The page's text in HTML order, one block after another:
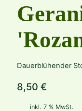
Dauerblühender
8,50 €
inkl. 7 % MwSt.